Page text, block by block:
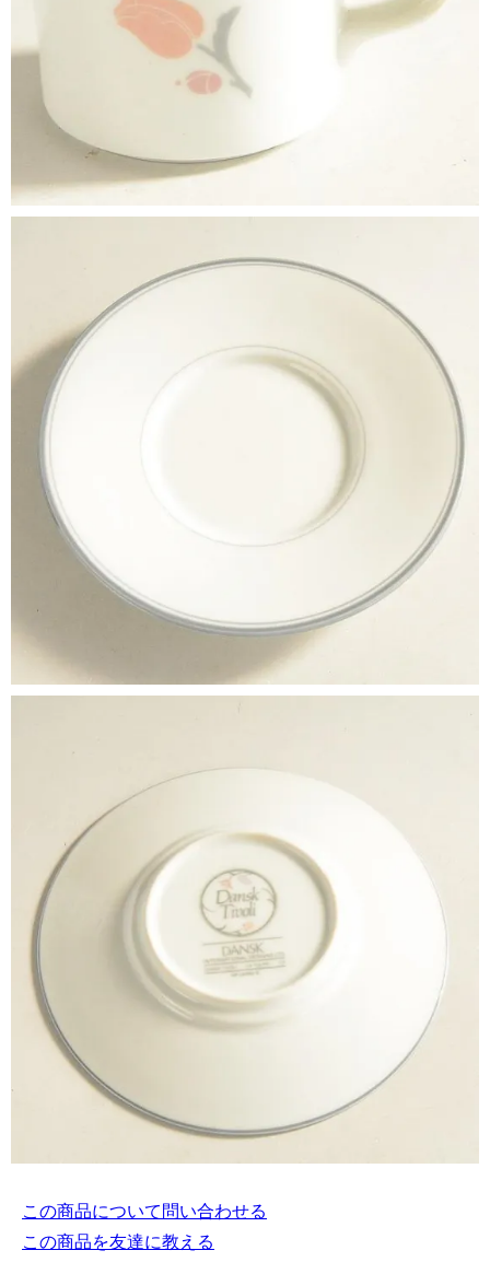
この商品について問い合わせる
この商品を友達に教える